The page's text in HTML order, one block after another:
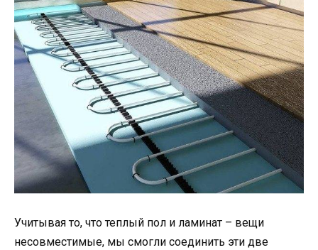
Учитывая то, что теплый пол и ламинат – вещи
несовместимые, мы смогли соединить эти две